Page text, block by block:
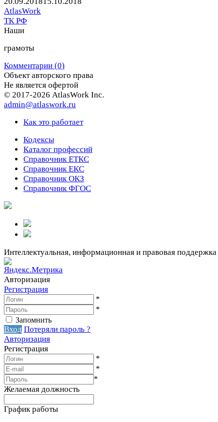
AtlasWork
ТК РФ
Предыдущая
Следующая
Наши
грамоты
Комментарии (0)
Объект авторского права
Не является офертой
© 2017-2026 AtlasWork Inc.
admin@atlaswork.ru
Как это работает
Кодексы
Каталог профессий
Справочник ЕТКС
Справочник ЕКС
Справочник ОКЗ
Справочник ФГОС
Интеллектуальная, информационная и правовая поддержка
Авторизация
Регистрация
*
*
Запомнить
Вход Потеряли пароль ?
Авторизация
Регистрация
*
*
*
Желаемая должность
График работы